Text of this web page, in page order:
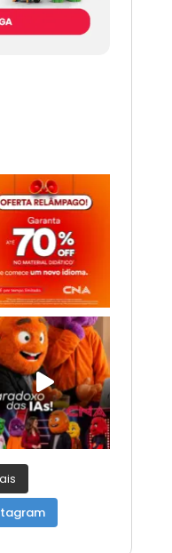
Robótica, IA e